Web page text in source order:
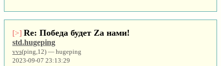
[>] Re: Победа будет Za нами!
std.hugeping
vvs(ping,12) — hugeping
2023-09-07 23:13:29